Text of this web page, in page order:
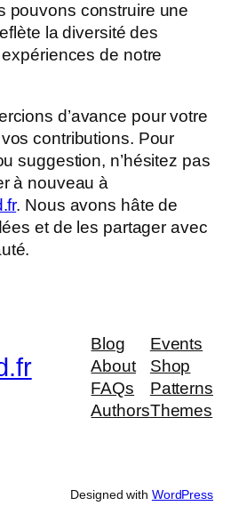
pouvons construire une
la diversité des
de notre
d’avance pour votre
contributions. Pour
suggestion, n’hésitez pas
à nouveau à
. Nous avons hâte de
et de les partager avec
Blog
About
FAQs
Authors
Events
Shop
Patterns
Themes
Designed with WordPress